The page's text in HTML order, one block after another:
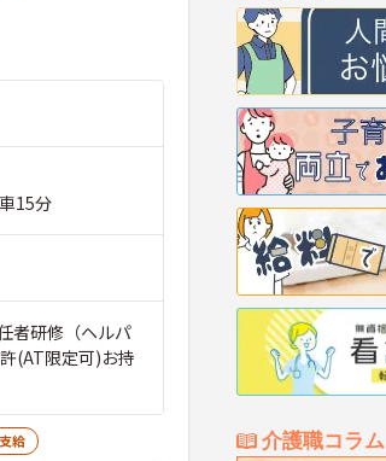
介護職コラム
15分
者研修（ヘルパ
(AT限定可)お持
給